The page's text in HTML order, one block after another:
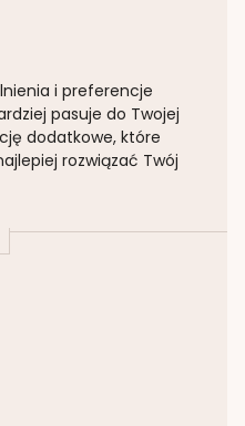
i preferencje
pasuje do Twojej
dodatkowe, które
rozwiązać Twój